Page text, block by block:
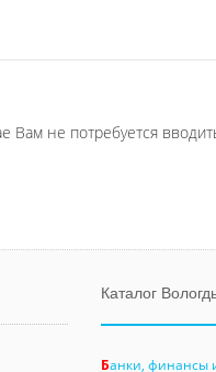
Вам не потребуется
Каталог
Банки, финансы